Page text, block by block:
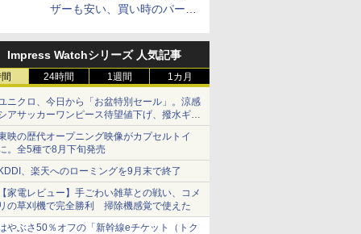
ザーも安い、買い時のパーツ
Impress Watchシリーズ 人気記事
24時間 1週間 1カ月
ニクロ、今日から「お盆特別セール」。涼感
アサッカーワンピース待望値下げ、撥水ギア
ョーツは1990円に
映の歴代オープニング映像がカプセルトイ
。全5種で8月下旬発売
、楽天へのローミングを9月末で終了
家電レビュー】手ごわい雑草との戦い、コメ
の草刈機で完全勝利 掃除機感覚で使えた
やぶさ50％オフの「新幹線eチケット（トク